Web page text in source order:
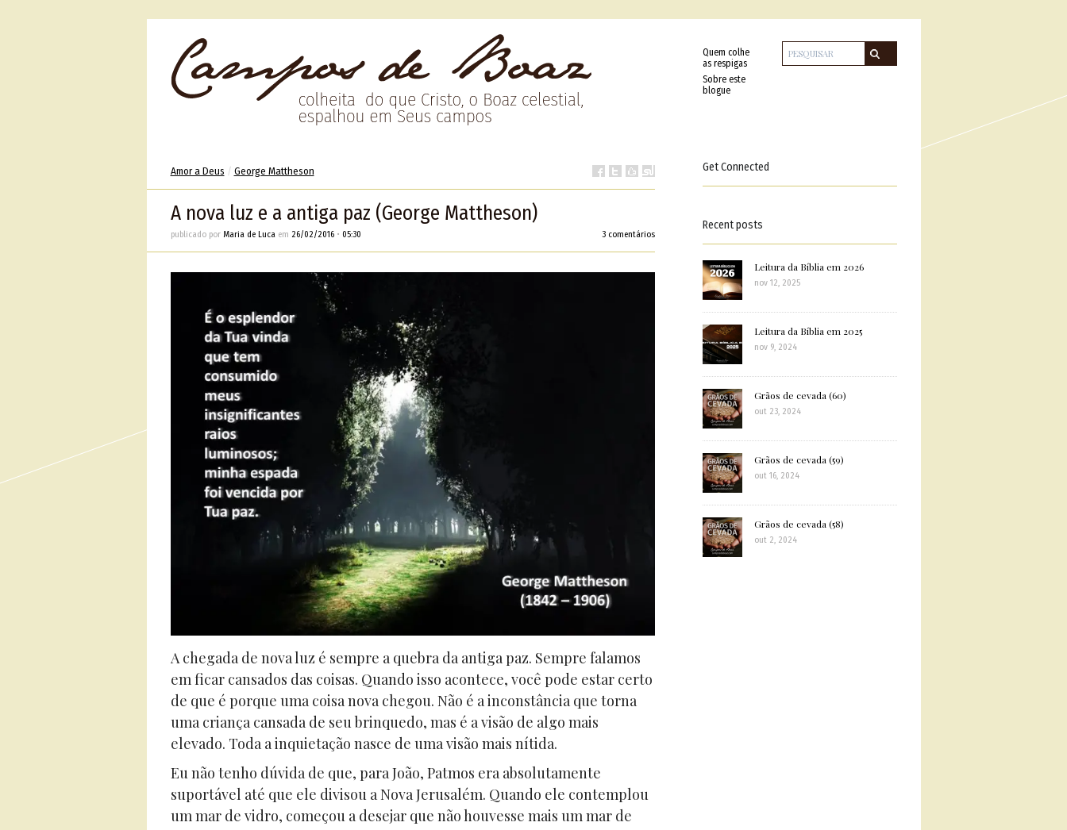
Quem colhe
as respigas
Sobre este
blogue
Amor a Deus / George Mattheson
A nova luz e a antiga paz (George Mattheson)
publicado por Maria de Lucaem 26/02/2016• 05:30 3 comentários
A chegada de nova luz é sempre a quebra da antiga paz. Sempre falamos
em ficar cansados das coisas. Quando isso acontece, você pode estar certo
de que é porque uma coisa nova chegou. Não é a inconstância que torna
uma criança cansada de seu brinquedo, mas é a visão de algo mais
elevado. Toda a inquietação nasce de uma visão mais nítida.
Eu não tenho dúvida de que, para João, Patmos era absolutamente
suportável até que ele divisou a Nova Jerusalém. Quando ele contemplou
um mar de vidro, começou a desejar que não houvesse mais um mar de
Get Connected
Recent posts
Leitura da Bíblia em 2026
nov 12, 2025
Leitura da Bíblia em 2025
nov 9, 2024
Grãos de cevada (60)
out 23, 2024
Grãos de cevada (59)
out 16, 2024
Grãos de cevada (58)
out 2, 2024